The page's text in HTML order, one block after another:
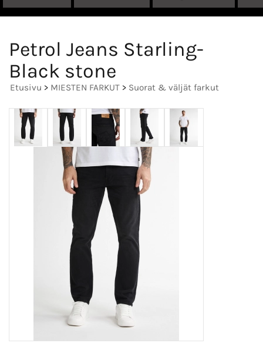
Petrol Jeans Starling-
Black stone
Etusivu > MIESTEN FARKUT > Suorat & väljät farkut